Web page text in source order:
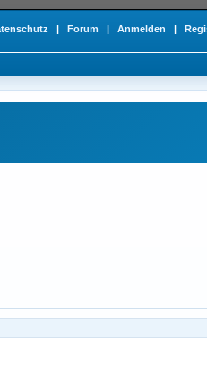
| Forum | Anmelden |